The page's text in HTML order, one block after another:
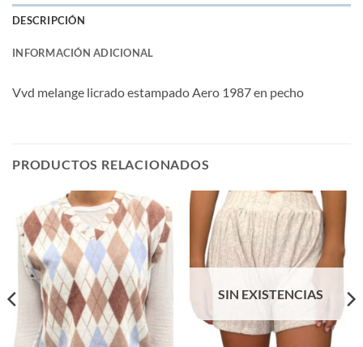
DESCRIPCIÓN
INFORMACIÓN ADICIONAL
Vvd melange licrado estampado Aero 1987 en pecho
PRODUCTOS RELACIONADOS
SIN EXISTENCIAS